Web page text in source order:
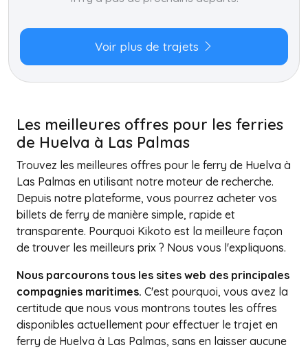
Voir plus de trajets
Les meilleures offres pour les ferries
de Huelva à Las Palmas
Trouvez les meilleures offres pour le ferry de Huelva à
Las Palmas en utilisant notre moteur de recherche.
Depuis notre plateforme, vous pourrez acheter vos
billets de ferry de manière simple, rapide et
transparente. Pourquoi Kikoto est la meilleure façon
de trouver les meilleurs prix ? Nous vous l'expliquons.
Nous parcourons tous les sites web des principales
compagnies maritimes. C'est pourquoi, vous avez la
certitude que nous vous montrons toutes les offres
disponibles actuellement pour effectuer le trajet en
ferry de Huelva à Las Palmas, sans en laisser aucune